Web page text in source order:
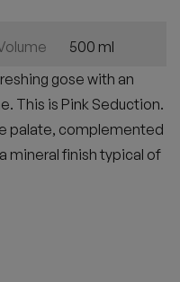
500 ml
gose with an
This is Pink Seduction.
palate, complemented
mineral finish typical of